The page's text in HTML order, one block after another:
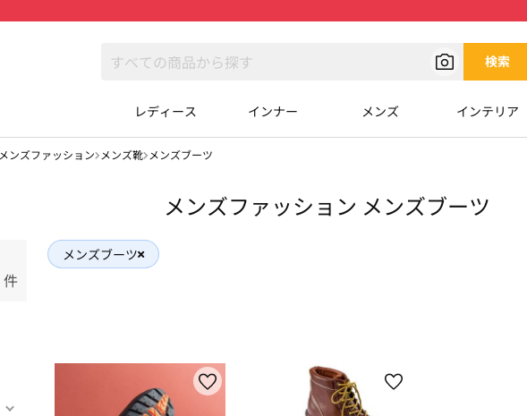
検索
レディース インナー メンズ インテリア
メンズファッション メンズ靴 メンズブーツ
メンズファッション メンズブーツ
件
メンズブーツ